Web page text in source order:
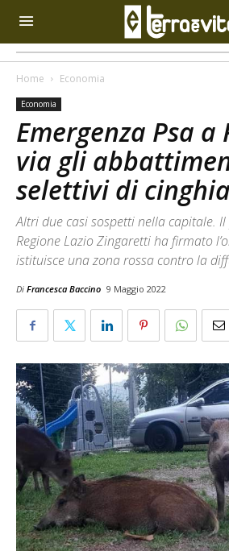
Home Economia
Economia
Emergenza Psa a
via gli
selettivi di
Altri due casi sospetti nella capitale.
Regione Lazio Zingaretti ha firmato
istituisce una zona rossa contro la
Di Francesca Baccino 9 Maggio 2022